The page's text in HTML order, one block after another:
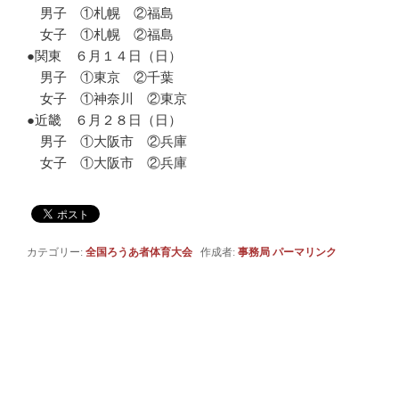
男子 ①札幌 ②福島
女子 ①札幌 ②福島
●関東 ６月１４日（日）
男子 ①東京 ②千葉
女子 ①神奈川 ②東京
●近畿 ６月２８日（日）
男子 ①大阪市 ②兵庫
女子 ①大阪市 ②兵庫
カテゴリー: 全国ろうあ者体育大会 作成者: 事務局 パーマリンク